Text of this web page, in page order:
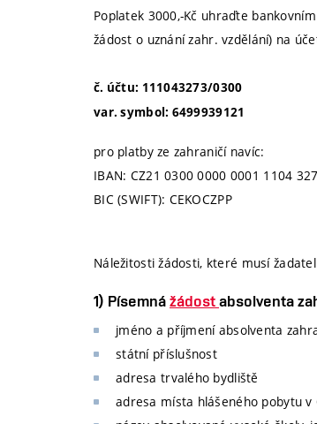
Poplatek 3000,-Kč uhraďte
žádost o uznání zahr. vzdělání) na
č. účtu: 111043273/0300
var. symbol: 6499939121
pro platby ze zahraničí navíc:
IBAN: CZ21 0300 0000 0001 1104
BIC (SWIFT): CEKOCZPP
Náležitosti žádosti, které musí
1) Písemnážádostabsolventa
jméno a příjmení absolventa
státní příslušnost
adresa trvalého bydliště
adresa místa hlášeného pobytu v